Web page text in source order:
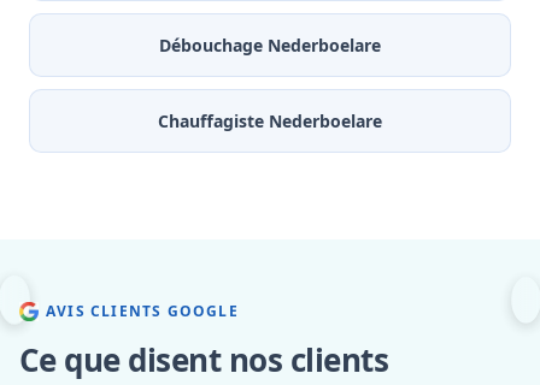
Débouchage Nederboelare
Chauffagiste Nederboelare
AVIS CLIENTS GOOGLE
Ce que disent nos clients